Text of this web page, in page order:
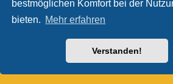
bestmöglichen Komfort bei der
bieten. Mehr erfahren
Verstanden!
Datenschutz|